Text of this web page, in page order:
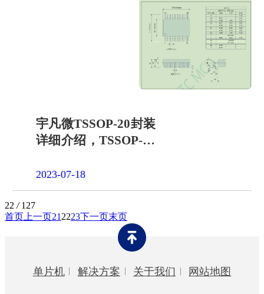
宇凡微TSSOP-20封装
详细介绍，TSSOP-20
2023-07-18
22 / 127
首页 上一页21 2223下一页末页
单片机 解决方案 关于我们 网站地图